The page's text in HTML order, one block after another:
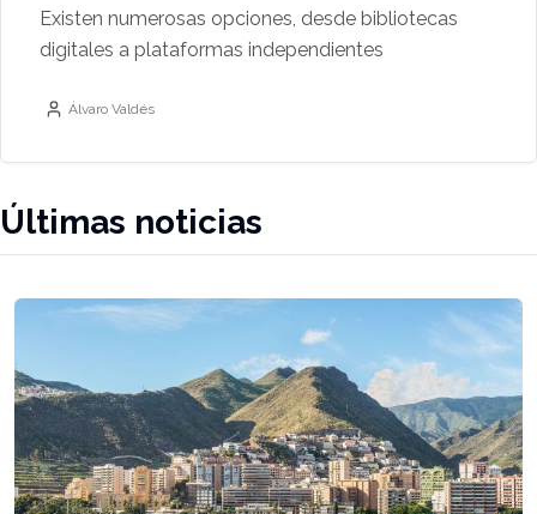
Existen numerosas opciones, desde bibliotecas
digitales a plataformas independientes
Álvaro Valdés
Últimas noticias